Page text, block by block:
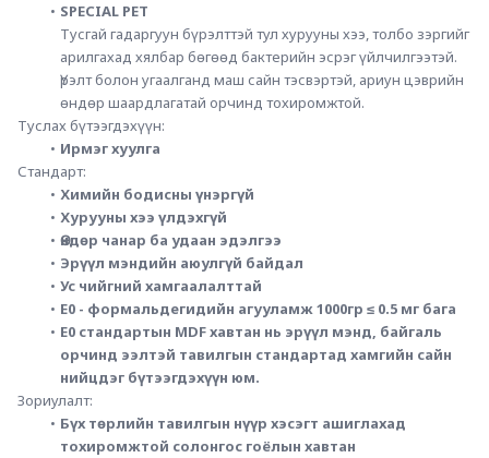
SPECIAL PET
Тусгай гадаргуун бүрэлттэй тул хурууны хээ, толбо зэргийг
арилгахад хялбар бөгөөд бактерийн эсрэг үйлчилгээтэй.
Үрэлт болон угаалганд маш сайн тэсвэртэй, ариун цэврийн
өндөр шаардлагатай орчинд тохиромжтой.
Туслах бүтээгдэхүүн:
Ирмэг хуулга
Стандарт:
Химийн бодисны үнэргүй
Хурууны хээ үлдэхгүй
Өндөр чанар ба удаан эдэлгээ
Эрүүл мэндийн аюулгүй байдал
Ус чийгний хамгаалалттай
E0 - формальдегидийн агууламж 1000гр ≤ 0.5 мг бага
E0 стандартын MDF хавтан нь эрүүл мэнд, байгаль
орчинд ээлтэй тавилгын стандартад хамгийн сайн
нийцдэг бүтээгдэхүүн юм.
Зориулалт:
Бүх төрлийн тавилгын нүүр хэсэгт ашиглахад
тохиромжтой солонгос гоёлын хавтан